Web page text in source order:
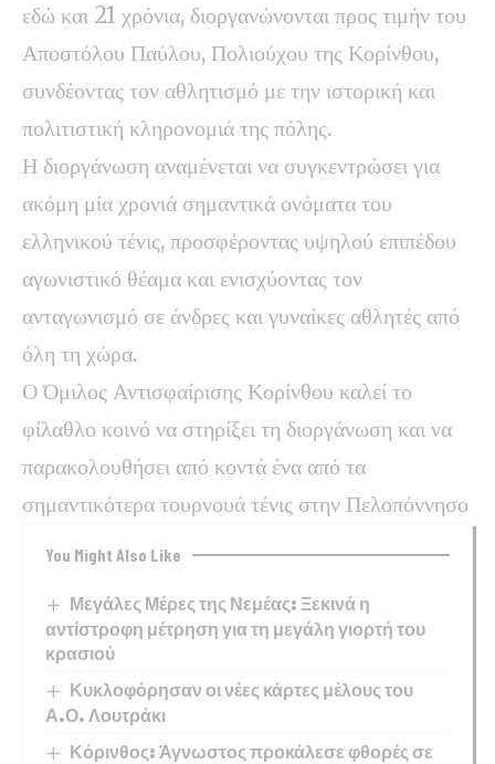
εδώ και 21 χρόνια, διοργανώνονται προς τιμήν του
Αποστόλου Παύλου, Πολιούχου της Κορίνθου,
συνδέοντας τον αθλητισμό με την ιστορική και
πολιτιστική κληρονομιά της πόλης.
Η διοργάνωση αναμένεται να συγκεντρώσει για
ακόμη μία χρονιά σημαντικά ονόματα του
ελληνικού τένις, προσφέροντας υψηλού επιπέδου
αγωνιστικό θέαμα και ενισχύοντας τον
ανταγωνισμό σε άνδρες και γυναίκες αθλητές από
όλη τη χώρα.
Ο Όμιλος Αντισφαίρισης Κορίνθου καλεί το
φίλαθλο κοινό να στηρίξει τη διοργάνωση και να
παρακολουθήσει από κοντά ένα από τα
σημαντικότερα τουρνουά τένις στην Πελοπόννησο
You Might Also Like
Μεγάλες Μέρες της Νεμέας: Ξεκινά η
αντίστροφη μέτρηση για τη μεγάλη γιορτή του
κρασιού
Κυκλοφόρησαν οι νέες κάρτες μέλους του
Α.Ο. Λουτράκι
Κόρινθος: Άγνωστος προκάλεσε φθορές σε